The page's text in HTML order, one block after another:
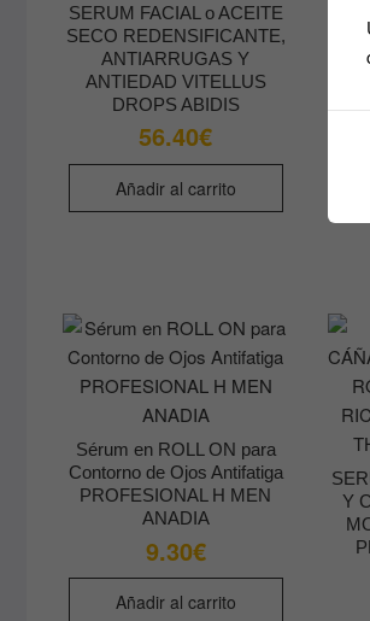
SERUM FACIAL o ACEITE
SECO REDENSIFICANTE,
ANTIARRUGAS Y
ANTIEDAD VITELLUS
DROPS ABIDIS
56.40€
Añadir al carrito
y
Sérum en ROLL ON para
Contorno de Ojos Antifatiga
PROFESIONAL H MEN
ANADIA
9.30€
Añadir al carrito
Y